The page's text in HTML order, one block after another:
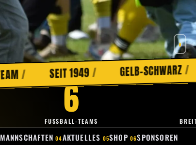
SEIT 1949 / GELB-SCHWARZ/
6
FUSSBALL-TEAMS
MANNSCHAFTEN AKTUELLES SHOP SPONSOREN